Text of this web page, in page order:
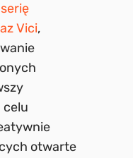
serię
Vici,
celu
otwarte